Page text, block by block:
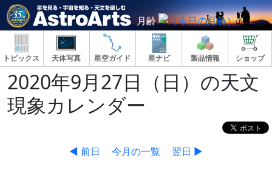
月齢
トピックス 天体写真 星空ガイド 星ナビ 製品情報 ショップ
2020年9月27日（日）の天文
現象カレンダー
◀ 前日 今月の一覧 翌日 ▶